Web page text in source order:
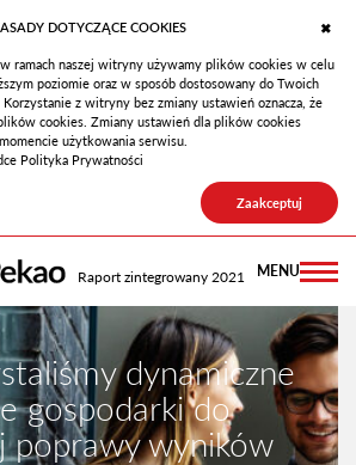
DOTYCZĄCE COOKIES
ramach naszej witryny używamy plików cookies w celu
poziomie oraz w sposób dostosowany do Twoich
z witryny bez zmiany ustawień oznacza, że
cookies. Zmiany ustawień dla plików cookies
użytkowania serwisu.
Polityka Prywatności
Zaakceptuj
✖
Raport zintegrowany 2021 MENU
dynamiczne
gospodarki do
poprawy wyników